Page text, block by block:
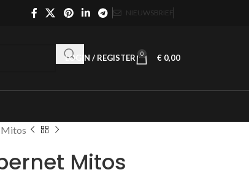
NIEUWSBRIEF
LOGIN / REGISTER 0 € 0,00
Mitos
Mitos